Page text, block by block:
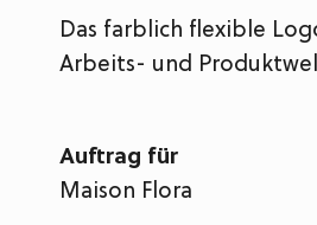
Das farblich flexible
Arbeits- und
Auftrag für
Maison Flora